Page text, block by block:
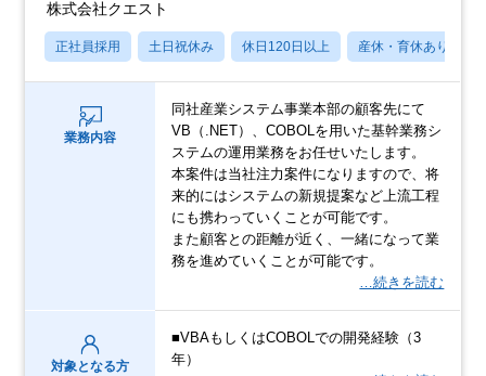
株式会社クエスト
正社員採用 土日祝休み 休日120日以上 産休・育休あり
業務内容
同社産業システム事業本部の顧客先にて
VB（.NET）、COBOLを用いた基幹業務シ
ステムの運用業務をお任せいたします。
本案件は当社注力案件になりますので、将
来的にはシステムの新規提案など上流工程
にも携わっていくことが可能です。
また顧客との距離が近く、一緒になって業
務を進めていくことが可能です。
…続きを読む
対象となる方
■VBAもしくはCOBOLでの開発経験（3
年）